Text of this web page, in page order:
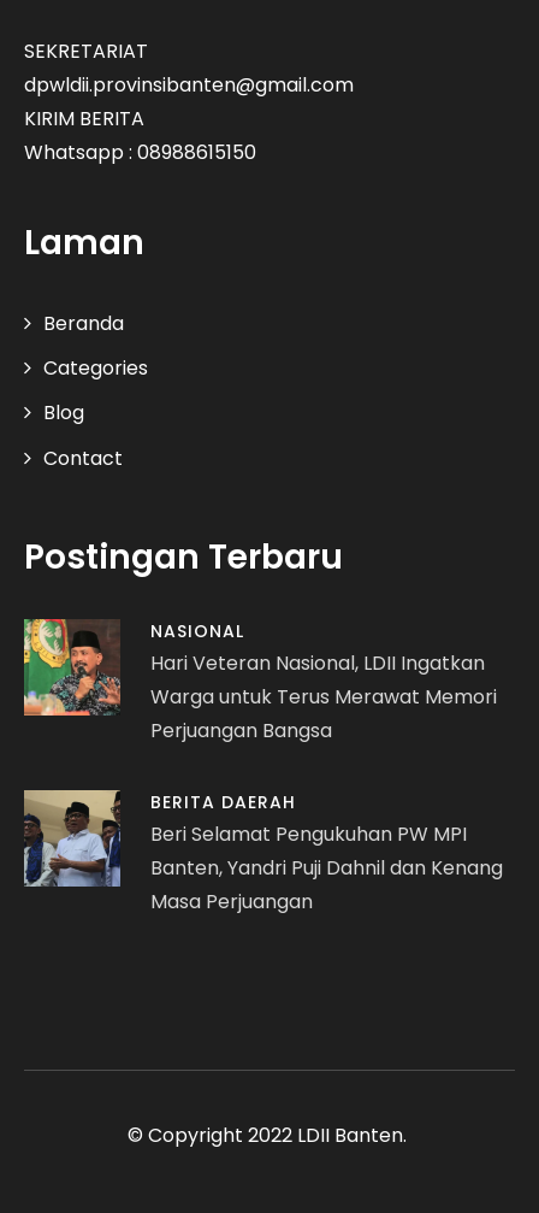
SEKRETARIAT
dpwldii.provinsibanten@gmail.com
KIRIM BERITA
Whatsapp : 08988615150
Laman
Beranda
Categories
Blog
Contact
Postingan Terbaru
NASIONAL
Hari Veteran Nasional, LDII Ingatkan
Warga untuk Terus Merawat Memori
Perjuangan Bangsa
BERITA DAERAH
Beri Selamat Pengukuhan PW MPI
Banten, Yandri Puji Dahnil dan Kenang
Masa Perjuangan
© Copyright 2022 LDII Banten.